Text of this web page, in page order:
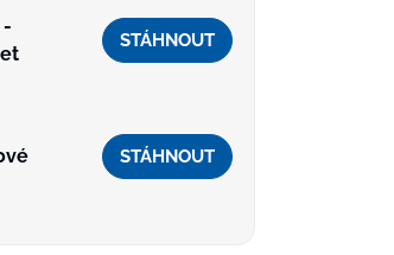
-
STÁHNOUT
STÁHNOUT